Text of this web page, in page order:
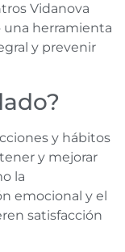
Vidanova
herramienta
y prevenir
y hábitos
y mejorar
la
emocional y el
satisfacción